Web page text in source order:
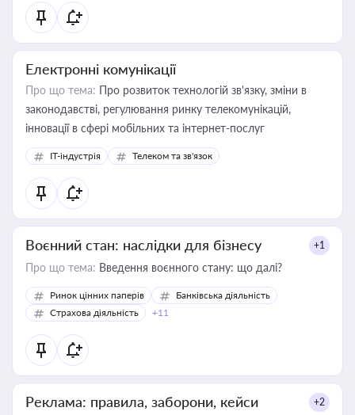
Електронні комунікації
Про що тема: Про розвиток технологій зв'язку, зміни в
законодавстві, регулювання ринку телекомунікацій,
інновації в сфері мобільних та інтернет-послуг
IT-індустрія Телеком та зв'язок
Воєнний стан: наслідки для бізнесу +1
Про що тема: Введення воєнного стану: що далі?
Ринок цінних паперів
Банківська діяльність
Страхова діяльність
+11
Реклама: правила, заборони, кейси +2